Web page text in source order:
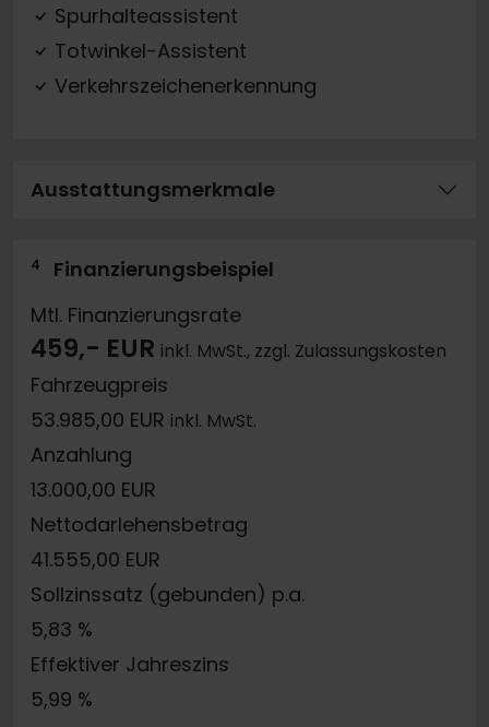
Spurhalteassistent
Totwinkel-Assistent
Verkehrszeichenerkennung
Ausstattungsmerkmale
4
Finanzierungsbeispiel
Mtl. Finanzierungsrate
459,- EUR inkl. MwSt., zzgl. Zulassungskosten
Fahrzeugpreis
53.985,00 EUR inkl. MwSt.
Anzahlung
13.000,00 EUR
Nettodarlehensbetrag
41.555,00 EUR
Sollzinssatz (gebunden) p.a.
5,83 %
Effektiver Jahreszins
5,99 %